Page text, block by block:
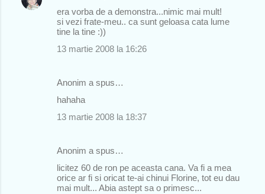
era vorba de a demonstra...nimic mai mult!
si vezi frate-meu.. ca sunt geloasa cata lume
tine la tine :))
13 martie 2008 la 16:26
Anonim a spus…
hahaha
13 martie 2008 la 18:37
Anonim a spus…
licitez 60 de ron pe aceasta cana. Va fi a mea
orice ar fi si oricat te-ai chinui Florine, tot eu dau
mai mult... Abia astept sa o primesc...